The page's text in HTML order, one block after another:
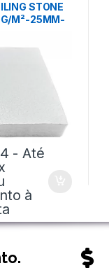
STONE
M²-25MM-
- Até
à